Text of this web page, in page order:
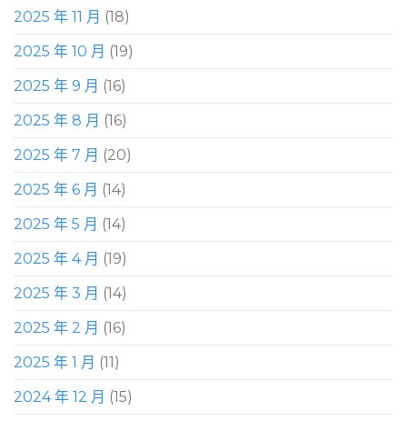
2025 年 11 月 (18)
2025 年 10 月 (19)
2025 年 9 月 (16)
2025 年 8 月 (16)
2025 年 7 月 (20)
2025 年 6 月 (14)
2025 年 5 月 (14)
2025 年 4 月 (19)
2025 年 3 月 (14)
2025 年 2 月 (16)
2025 年 1 月 (11)
2024 年 12 月 (15)